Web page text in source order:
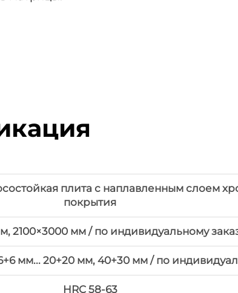
плита с наплавленным слоем
покрытия
2100×3000 мм / по индивидуальному
мм... 20+20 мм, 40+30 мм / по
HRC 58-63